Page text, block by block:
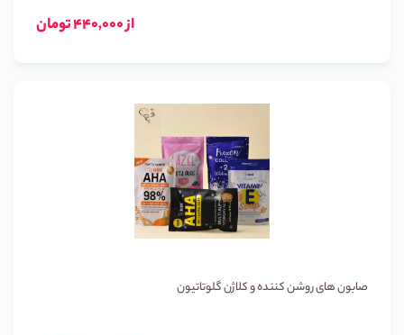
از 440,000 تومان
صابون های روشن کننده و کلاژن گلوتاتیون